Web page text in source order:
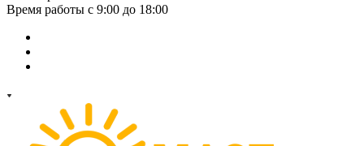
Время работы с 9:00 до 18:00